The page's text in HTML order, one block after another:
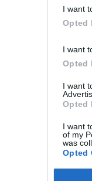
I want
Opted
I want
Opted
I want
Opted
I want
of my
was
Opted